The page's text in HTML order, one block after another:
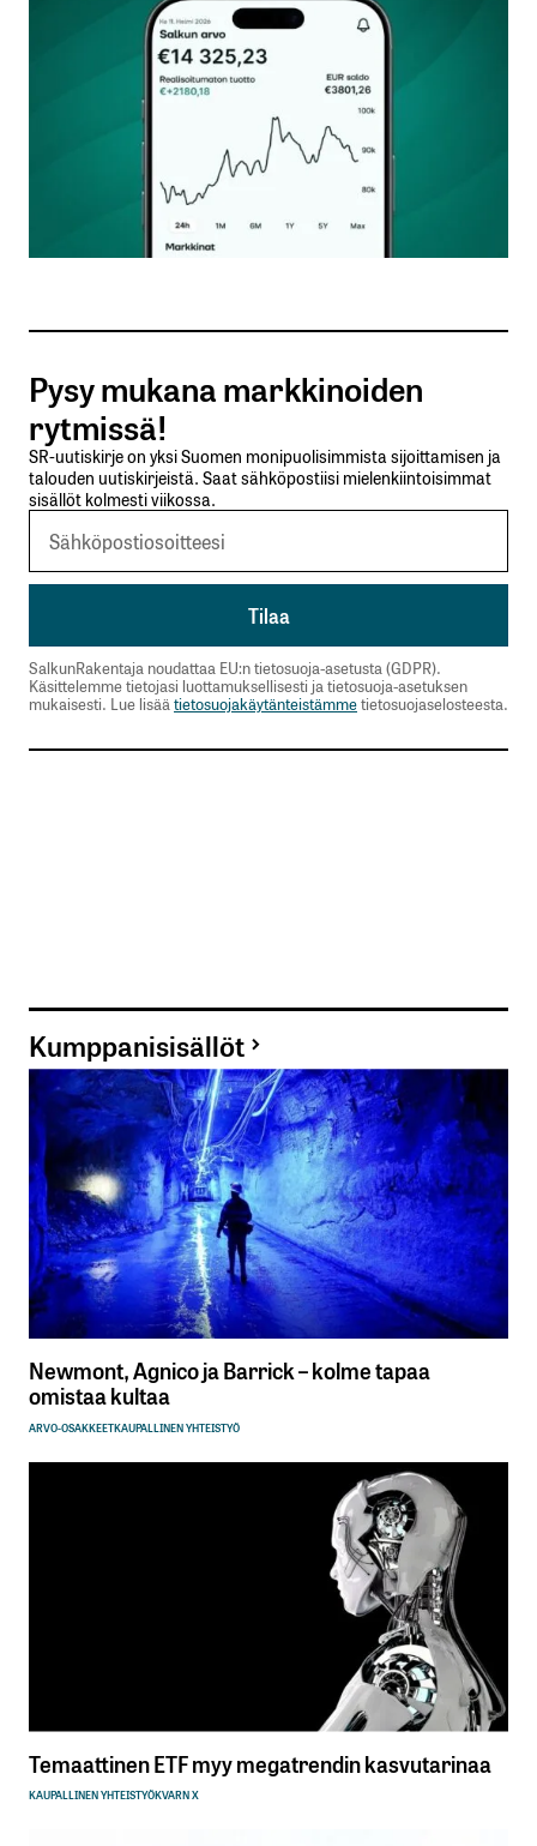
Kommentti*
Nimesi tai nimimerkkisi
Sähköpostiosoitteesi
Tilaa SalkunRakentajan uutiskirje
Lähetä kommentti
Pysy mukana markkinoiden
rytmissä!
SR-uutiskirje on yksi Suomen monipuolisimmista sijoittamisen ja
talouden uutiskirjeistä. Saat sähköpostiisi mielenkiintoisimmat
sisällöt kolmesti viikossa.
SalkunRakentaja noudattaa EU:n tietosuoja-asetusta (GDPR).
Käsittelemme tietojasi luottamuksellisesti ja tietosuoja-asetuksen
mukaisesti. Lue lisäätietosuojakäytänteistämmetietosuojaselosteesta.
Kumppanisisällöt
Newmont, Agnico ja Barrick – kolme tapaa
omistaa kultaa
ARVO-OSAKKEETKAUPALLINEN YHTEISTYÖ
Temaattinen ETF myy megatrendin kasvutarinaa
KAUPALLINEN YHTEISTYÖKVARN X